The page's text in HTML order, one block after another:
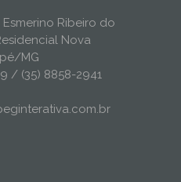
Esmerino Ribeiro do
Nova
MG
/ (35) 8858-2941